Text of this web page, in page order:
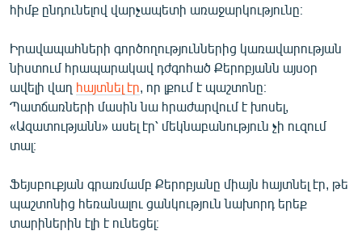
ԲԱՆԱՎԵՃ
ՁԳՏԵԼՈՎ ԼԱՎԱԳՈՒՅՆԻՆ
ՓՈԴՔԱՍԹ
Հայերեն
English
Русский
ՀԵՏԵՎԵՔ ՄԵԶ
հիմք ընդունելով վարչապետի առաջարկությունը։
Իրավապահների գործողություններից կառավարության
նիստում հրապարակավ դժգոհած Քերոբյանն այսօր
ավելի վաղ հայտնել էր , որ լքում է պաշտոնը։
Պատճառների մասին նա հրաժարվում է խոսել,
«Ազատությանն» ասել էր՝ մեկնաբանություն չի ուզում
տալ։
Ֆեյսբուքյան գրառմամբ Քերոբյանը միայն հայտնել էր, թե
պաշտոնից հեռանալու ցանկություն նախորդ երեք
տարիներին էլի է ունեցել։